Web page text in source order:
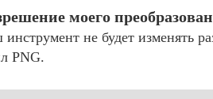
моего
не будет изменять
PNG.